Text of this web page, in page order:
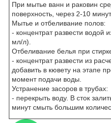
При мытье ванн и раковин
поверхность, через 2-10
Мытье и отбеливание полов:
- концентрат развести водой
мл/л).
Отбеливание белья при
- концентрат развести из
добавить в кювету на этапе
момент подачи воды.
Устранение засоров в трубах:
- перекрыть воду. В сток
минут смыть большим